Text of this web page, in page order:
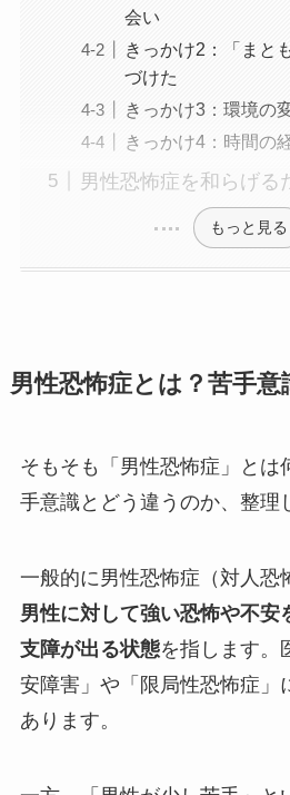
会い
きっかけ2：「まと
づけた
きっかけ3：環境の
きっかけ4：時間の
男性恐怖症を和らげる
もっと見る
男性恐怖症とは？苦手意
そもそも「男性恐怖症」とは
手意識とどう違うのか、整理
一般的に男性恐怖症（対人恐
男性に対して強い恐怖や不安
支障が出る状態を指します。
安障害」や「限局性恐怖症」
あります。